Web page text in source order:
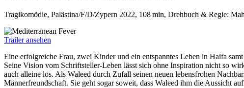
Tragikomödie, Palästina/F/D/Zypern 2022, 108 min, Drehbuch & Regie:
Trailer ansehen
Eine erfolgreiche Frau, zwei Kinder und ein entspanntes Leben in Haifa
Seine Vision vom Schriftsteller-Leben lässt sich ohne Inspiration nicht so
auch alleine los. Als Waleed durch Zufall seinen neuen lebensfrohen
Männerfreundschaft. Sie geht sogar soweit, dass Waleed ihm die Aussicht